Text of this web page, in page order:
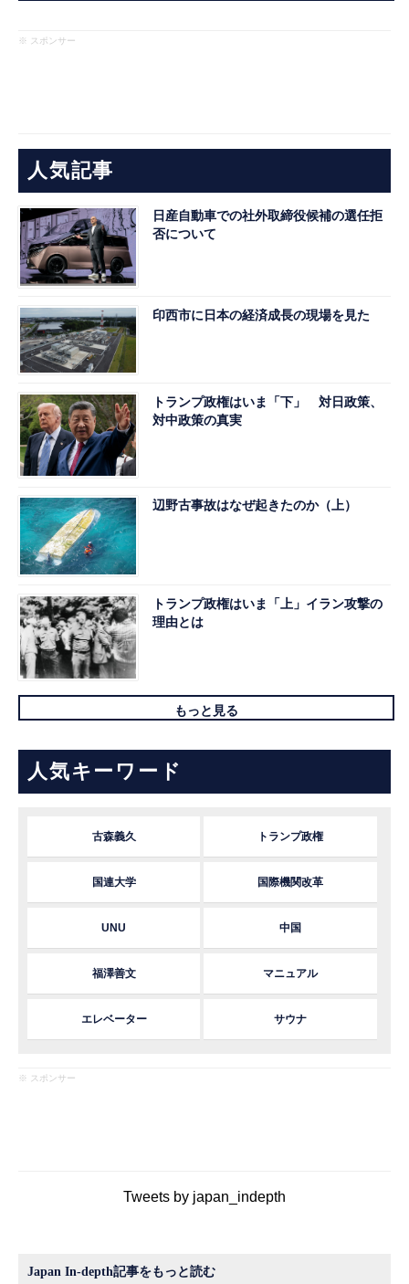
※ スポンサー
人気記事
日産自動車での社外取締役候補の選任拒
否について
印西市に日本の経済成長の現場を見た
トランプ政権はいま「下」 対日政策、
対中政策の真実
辺野古事故はなぜ起きたのか（上）
トランプ政権はいま「上」イラン攻撃の
理由とは
もっと見る
人気キーワード
古森義久 トランプ政権
国連大学 国際機関改革
UNU 中国
福澤善文 マニュアル
エレベーター サウナ
※ スポンサー
Tweets by japan_indepth
Japan In-depth記事をもっと読む